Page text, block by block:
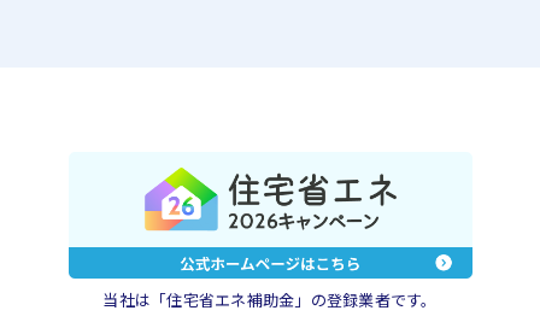
当社は「住宅省エネ補助金」の登録業者です。